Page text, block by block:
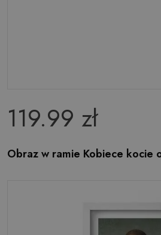
119.99 zł
Obraz w ramie Kobiece kocie